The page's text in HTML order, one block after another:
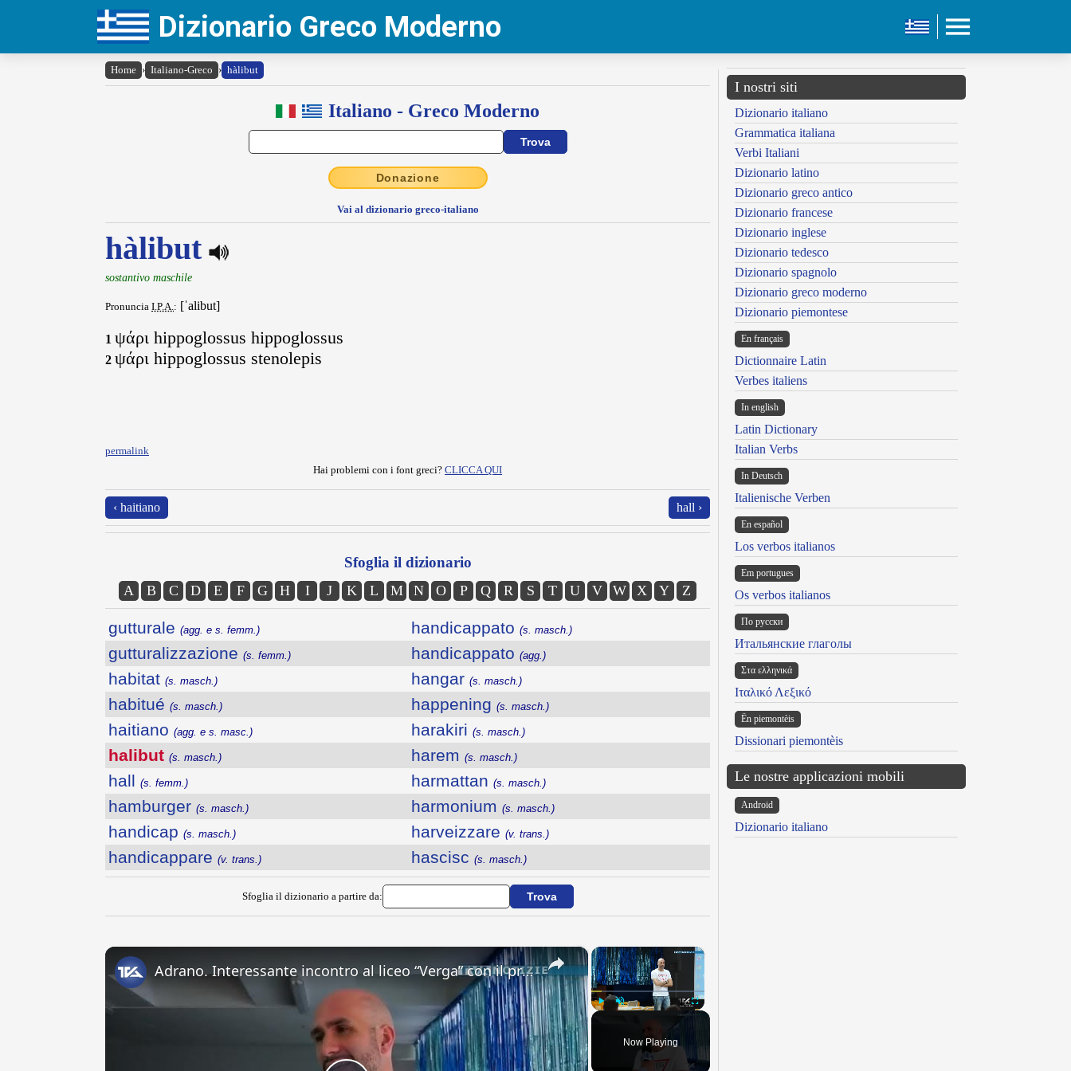
Dizionario Greco Moderno
Home › Italiano-Greco › hàlibut
Italiano - Greco Moderno
Donazione
Vai al dizionario greco-italiano
hàlibut
sostantivo maschile
Pronuncia I.P.A.: [ˈalibut]
1 ψάρι hippoglossus hippoglossus
2 ψάρι hippoglossus stenolepis
permalink
Hai problemi con i font greci? CLICCA QUI
‹ haitiano hall ›
Sfoglia il dizionario
A B C D E F G H I J K L M N O P Q R S T U V W X Y Z
gutturale (agg. e s. femm.)
gutturalizzazione (s. femm.)
habitat (s. masch.)
habitué (s. masch.)
haitiano (agg. e s. masc.)
halibut (s. masch.)
hall (s. femm.)
hamburger (s. masch.)
handicap (s. masch.)
handicappare (v. trans.)
handicappato (s. masch.)
handicappato (agg.)
hangar (s. masch.)
happening (s. masch.)
harakiri (s. masch.)
harem (s. masch.)
harmattan (s. masch.)
harmonium (s. masch.)
harveizzare (v. trans.)
hascisc (s. masch.)
Sfoglia il dizionario a partire da:
×
Fullscreen
Now Playing
×
Adrano. Interessante incontro al liceo “Verga” con il prof. Fabio Gamberini. Studenti del Linguistic
I nostri siti
Dizionario italiano
Grammatica italiana
Verbi Italiani
Dizionario latino
Dizionario greco antico
Dizionario francese
Dizionario inglese
Dizionario tedesco
Dizionario spagnolo
Dizionario greco moderno
Dizionario piemontese
En français
Dictionnaire Latin
Verbes italiens
In english
Latin Dictionary
Italian Verbs
In Deutsch
Italienische Verben
En español
Los verbos italianos
Em portugues
Os verbos italianos
По русски
Итальянские глаголы
Στα ελληνικά
Ιταλικό Λεξικό
Ën piemontèis
Dissionari piemontèis
Le nostre applicazioni mobili
Android
Dizionario italiano